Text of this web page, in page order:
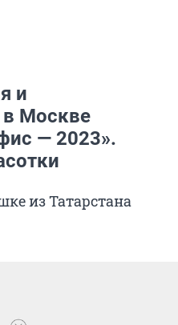
и
в Москве
— 2023».
из Татарстана